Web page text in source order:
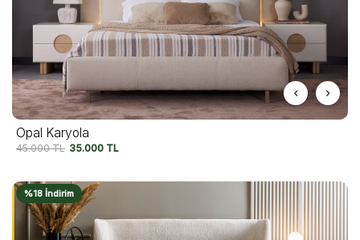
Opal Karyola
45.000TL 35.000 TL
%18 İndirim